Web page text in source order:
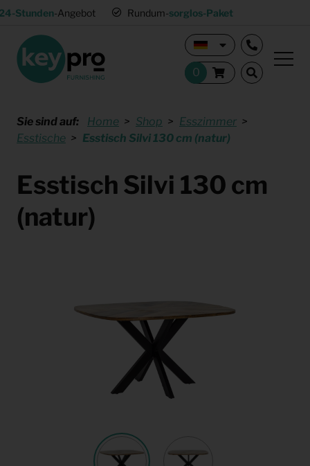
Stunden-Angebot Rundum-sorglos-Paket
Sie sind auf: Home Shop
Esszimmer
Esstische
Esstisch Silvi 130 cm (natur)
Esstisch Silvi 130 cm
(natur)